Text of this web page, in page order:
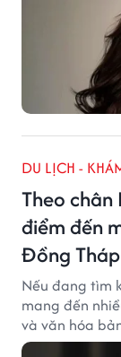
DU LỊCH -
Theo chân
điểm đến
Đồng Tháp
Nếu đang tìm
mang đến
và văn hóa
chắc chắn là